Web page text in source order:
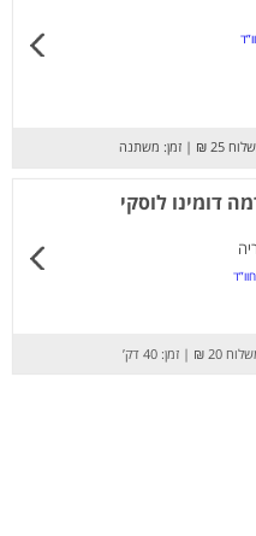
25 ₪
| זמן: משתנה
דומינו לוסקי
חוו”ד
20 ₪
| זמן: 40 דק’